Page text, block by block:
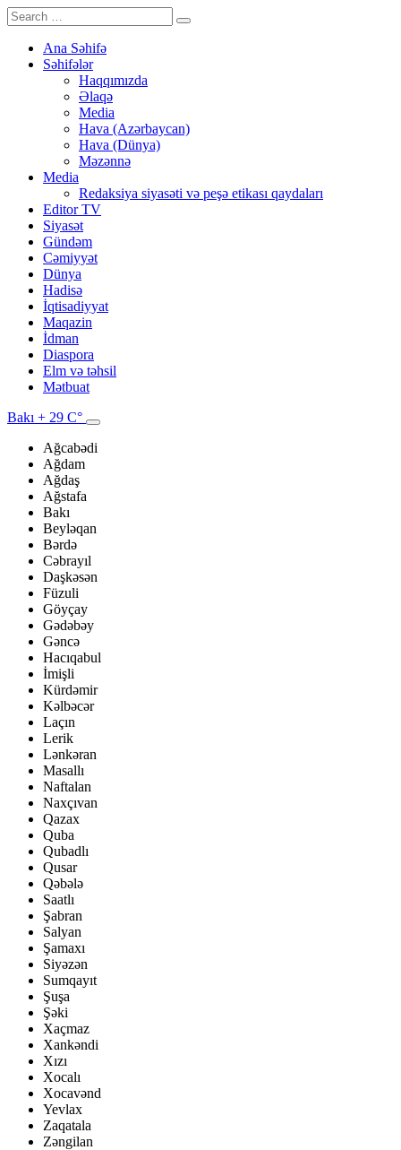
Ana Səhifə
Səhifələr
Haqqımızda
Əlaqə
Media
Hava (Azərbaycan)
Hava (Dünya)
Məzənnə
Media
Redaksiya siyasəti və peşə etikası qaydaları
Editor TV
Siyasət
Gündəm
Cəmiyyət
Dünya
Hadisə
İqtisadiyyat
Maqazin
İdman
Diaspora
Elm və təhsil
Mətbuat
Bakı + 29 C°
Ağcabədi
Ağdam
Ağdaş
Ağstafa
Bakı
Beyləqan
Bərdə
Cəbrayıl
Daşkəsən
Füzuli
Göyçay
Gədəbəy
Gəncə
Hacıqabul
İmişli
Kürdəmir
Kəlbəcər
Laçın
Lerik
Lənkəran
Masallı
Naftalan
Naxçıvan
Qazax
Quba
Qubadlı
Qusar
Qəbələ
Saatlı
Şabran
Salyan
Şamaxı
Siyəzən
Sumqayıt
Şuşa
Şəki
Xaçmaz
Xankəndi
Xızı
Xocalı
Xocavənd
Yevlax
Zaqatala
Zəngilan